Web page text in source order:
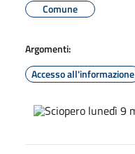
Comune
Argomenti:
Accesso all'informazione